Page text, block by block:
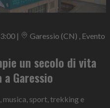
|
Garessio (CN) , Evento
un secolo di vita
a Garessio
sport, trekking e